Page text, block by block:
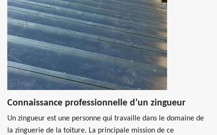
Connaissance professionnelle d’un zingueur
Un zingueur est une personne qui travaille dans le domaine de
la zinguerie de la toiture. La principale mission de ce